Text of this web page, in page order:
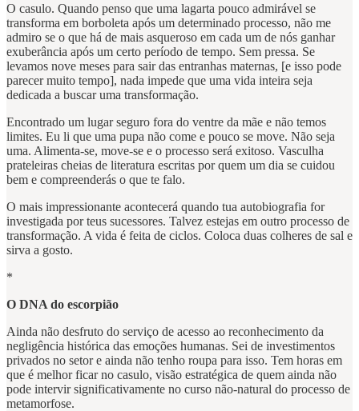
O casulo. Quando penso que uma lagarta pouco admirável se
transforma em borboleta após um determinado processo, não me
admiro se o que há de mais asqueroso em cada um de nós ganhar
exuberância após um certo período de tempo. Sem pressa. Se
levamos nove meses para sair das entranhas maternas, [e isso pode
parecer muito tempo], nada impede que uma vida inteira seja
dedicada a buscar uma transformação.
Encontrado um lugar seguro fora do ventre da mãe e não temos
limites. Eu li que uma pupa não come e pouco se move. Não seja
uma. Alimenta-se, move-se e o processo será exitoso. Vasculha
prateleiras cheias de literatura escritas por quem um dia se cuidou
bem e compreenderás o que te falo.
O mais impressionante acontecerá quando tua autobiografia for
investigada por teus sucessores. Talvez estejas em outro processo de
transformação. A vida é feita de ciclos. Coloca duas colheres de sal e
sirva a gosto.
*
O DNA do escorpião
Ainda não desfruto do serviço de acesso ao reconhecimento da
negligência histórica das emoções humanas. Sei de investimentos
privados no setor e ainda não tenho roupa para isso. Tem horas em
que é melhor ficar no casulo, visão estratégica de quem ainda não
pode intervir significativamente no curso não-natural do processo de
metamorfose.